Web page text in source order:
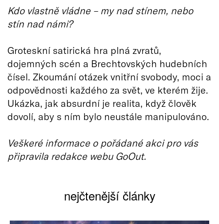
Kdo vlastně vládne – my nad stínem, nebo
stín nad námi?
Groteskní satirická hra plná zvratů,
dojemných scén a Brechtovských hudebních
čísel. Zkoumání otázek vnitřní svobody, moci a
odpovědnosti každého za svět, ve kterém žije.
Ukázka, jak absurdní je realita, když člověk
dovolí, aby s ním bylo neustále manipulováno.
Veškeré informace o pořádané akci pro vás
připravila redakce webu GoOut.
nejčtenější články